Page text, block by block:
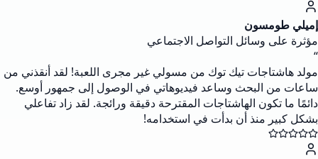
إميلي طومسون
مؤثرة على وسائل التواصل الاجتماعي
“
مولد هاشتاجات تيك توك من مسولي غير مجرى اللعبة! لقد أنقذني من
ساعات من البحث وساعد فيديوهاتي في الوصول إلى جمهور أوسع.
دائمًا ما تكون الهاشتاجات المقترحة دقيقة ورائجة. لقد زاد تفاعلي
بشكل كبير منذ أن بدأت في استخدامه!